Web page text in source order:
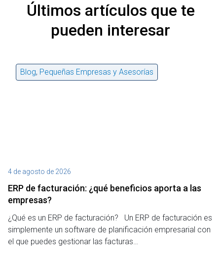
Últimos artículos que te
pueden interesar
Blog, Pequeñas Empresas y Asesorías
4 de agosto de 2026
ERP de facturación​: ¿qué beneficios aporta a las
empresas?
¿Qué es un ERP de facturación? Un ERP de facturación es
simplemente un software de planificación empresarial con
el que puedes gestionar las facturas…